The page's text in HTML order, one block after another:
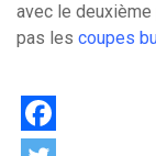
avec le
pas les coupes